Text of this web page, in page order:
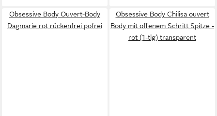
Obsessive Body Ouvert-Body
Dagmarie rot rückenfrei pofrei
Obsessive Body Chilisa ouvert
Body mit offenem Schritt Spitze -
rot (1-tlg) transparent